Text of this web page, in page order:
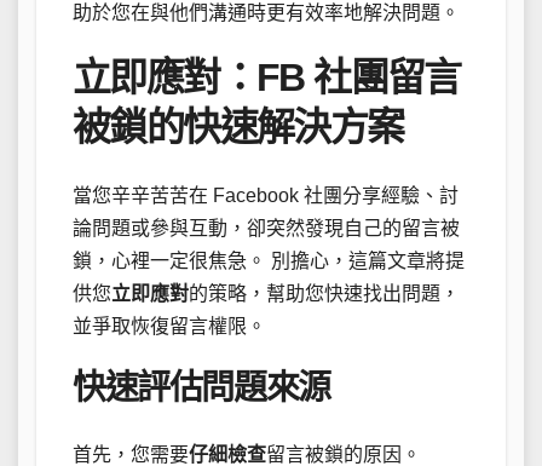
助於您在與他們溝通時更有效率地解決問題。
立即應對：FB 社團留言
被鎖的快速解決方案
當您辛辛苦苦在 Facebook 社團分享經驗、討
論問題或參與互動，卻突然發現自己的留言被
鎖，心裡一定很焦急。 別擔心，這篇文章將提
供您立即應對的策略，幫助您快速找出問題，
並爭取恢復留言權限。
快速評估問題來源
首先，您需要仔細檢查留言被鎖的原因。